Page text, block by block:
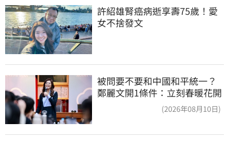
許紹雄腎癌病逝享壽75歲！愛
女不捨發文
被問要不要和中國和平統一？
鄭麗文開1條件：立刻春暖花開
(2026年08月10日)